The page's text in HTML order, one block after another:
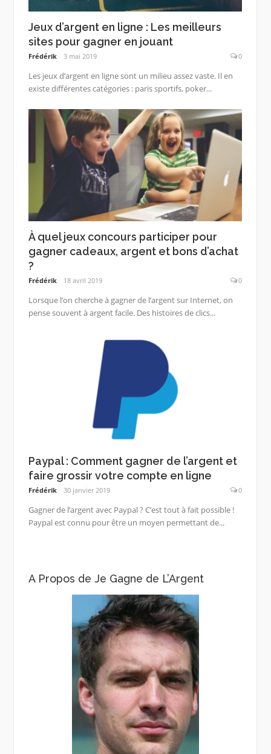
Jeux d’argent en ligne : Les meilleurs
sites pour gagner en jouant
Frédérik 3 mai 2019 0
Les jeux d’argent en ligne sont un milieu assez vaste. Il en
existe différentes catégories : paris sportifs, poker...
À quel jeux concours participer pour
gagner cadeaux, argent et bons d’achat
?
Frédérik 18 avril 2019 0
Lorsque l’on cherche à gagner de l’argent sur Internet, on
pense souvent à argent facile. Des histoires de clics...
Paypal : Comment gagner de l’argent et
faire grossir votre compte en ligne
Frédérik 30 janvier 2019 0
Gagner de l’argent avec Paypal ? C’est tout à fait possible !
Paypal est connu pour être un moyen permettant de...
A Propos de Je Gagne de L’Argent